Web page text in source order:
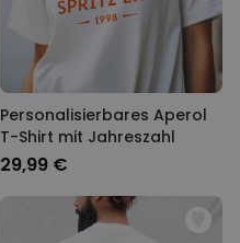
Personalisierbares Aperol
T-Shirt mit Jahreszahl
29,99 €